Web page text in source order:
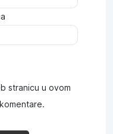
stranicu u ovom